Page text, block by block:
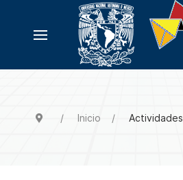
Inicio Actividades